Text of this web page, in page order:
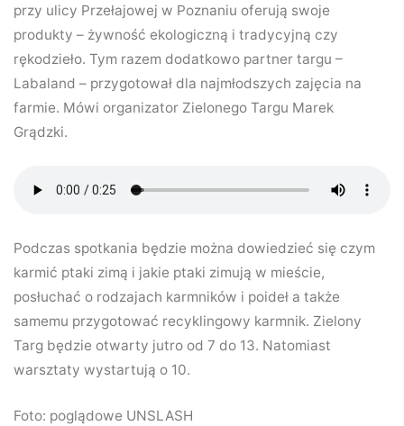
przy ulicy Przełajowej w Poznaniu oferują swoje
produkty – żywność ekologiczną i tradycyjną czy
rękodzieło. Tym razem dodatkowo partner targu –
Labaland – przygotował dla najmłodszych zajęcia na
farmie. Mówi organizator Zielonego Targu Marek
Grądzki.
Podczas spotkania będzie można dowiedzieć się czym
karmić ptaki zimą i jakie ptaki zimują w mieście,
posłuchać o rodzajach karmników i poideł a także
samemu przygotować recyklingowy karmnik. Zielony
Targ będzie otwarty jutro od 7 do 13. Natomiast
warsztaty wystartują o 10.
Foto: poglądowe UNSLASH